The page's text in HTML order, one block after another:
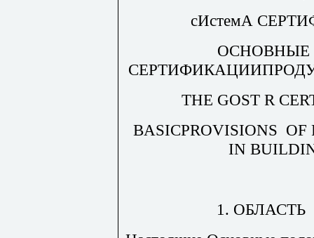
сИстемА
ОСНОВНЫ
ТНЕ GOST R
BASICPROVISIONS OF
IN
1.